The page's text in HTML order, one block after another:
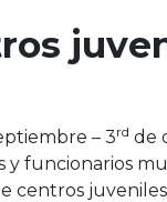
– 3rd de
funcionarios
centros